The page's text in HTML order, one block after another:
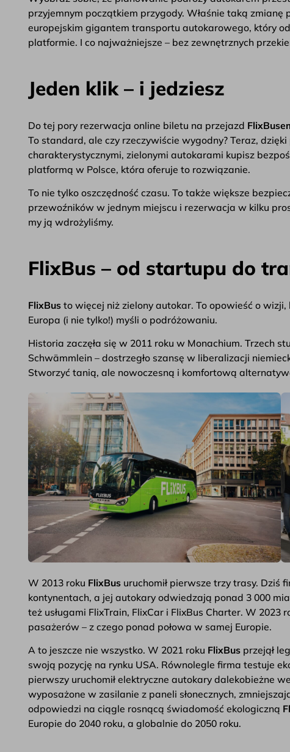
przyjemnym początkiem przygody. Właśnie taką zmianę
europejskim gigantem transportu autokarowego, który
platformie. I co najważniejsze – bez zewnętrznych
Jeden klik – i jedziesz
Do tej pory rezerwacja online biletu na przejazd
To standard, ale czy rzeczywiście wygodny? Teraz,
charakterystycznymi, zielonymi autokarami kupisz
platformą w Polsce, która oferuje to rozwiązanie.
To nie tylko oszczędność czasu. To także większe
przewoźników w jednym miejscu i rezerwacja w kilku
my ją wdrożyliśmy.
FlixBus – od startupu do
FlixBus to więcej niż zielony autokar. To opowieść o
Europa (i nie tylko!) myśli o podróżowaniu.
Historia zaczęła się w 2011 roku w Monachium. Trzech
Schwämmlein – dostrzegło szansę w liberalizacji
Stworzyć tanią, ale nowoczesną i komfortową
W 2013 roku FlixBus uruchomił pierwsze trzy trasy. Dziś
kontynentach, a jej autokary odwiedzają ponad 3 000
też usługami FlixTrain, FlixCar i FlixBus Charter. W 2023
pasażerów – z czego ponad połowa w samej Europie.
A to jeszcze nie wszystko. W 2021 roku FlixBus przejął
swoją pozycję na rynku USA. Równolegle firma testuje
pierwszy uruchomił elektryczne autokary dalekobieżne
wyposażone w zasilanie z paneli słonecznych,
odpowiedzi na ciągle rosnącą świadomość ekologiczną
Europie do 2040 roku, a globalnie do 2050 roku.